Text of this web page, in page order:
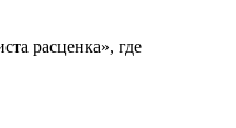
расценка», где